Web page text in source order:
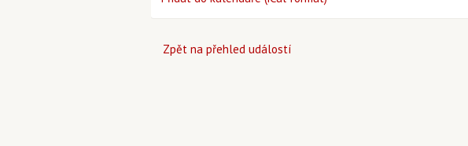
Zpět na přehled událostí